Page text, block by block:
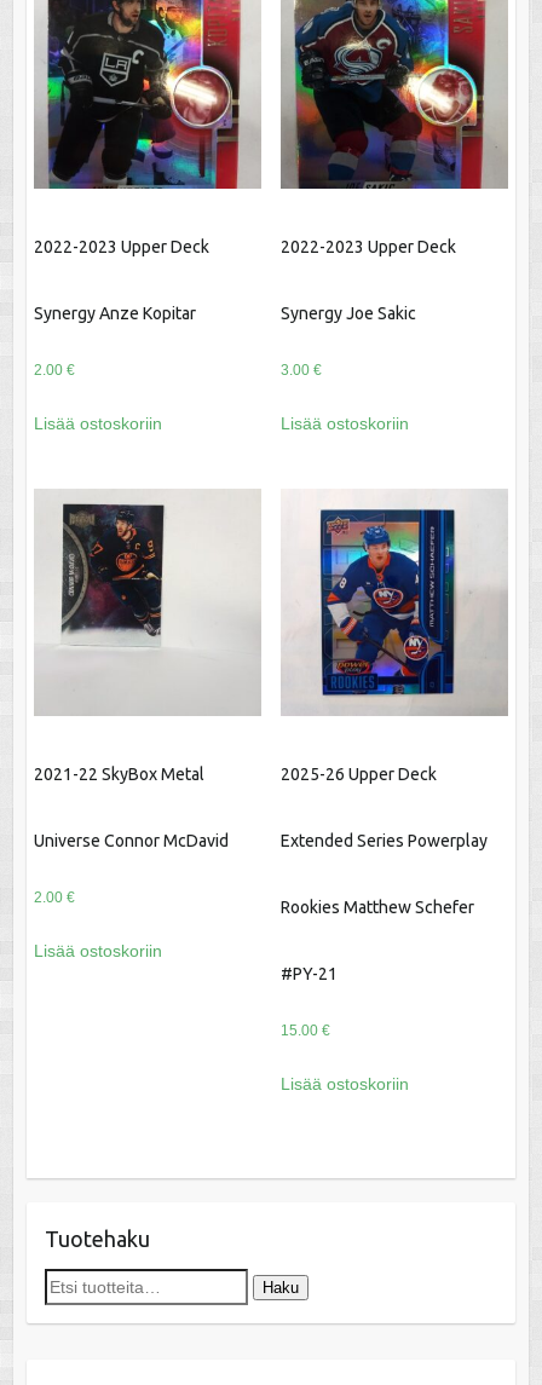
2022-2023 Upper Deck
Synergy Anze Kopitar
2.00 €
Lisää ostoskoriin
2022-2023 Upper Deck
Synergy Joe Sakic
3.00 €
Lisää ostoskoriin
2021-22 SkyBox Metal
Universe Connor McDavid
2.00 €
Lisää ostoskoriin
2025-26 Upper Deck
Extended Series Powerplay
Rookies Matthew Schefer
#PY-21
15.00 €
Lisää ostoskoriin
Tuotehaku
Etsi: Haku